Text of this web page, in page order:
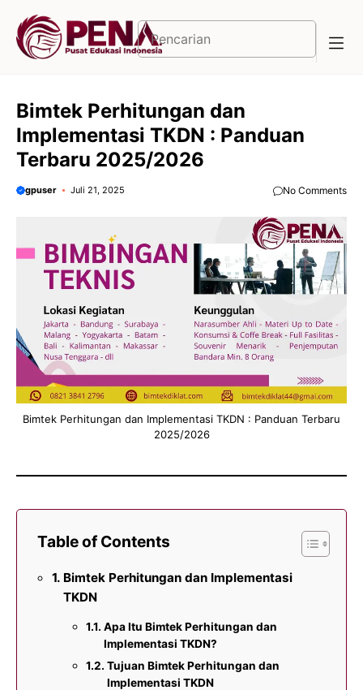
Cari
Bimtek Perhitungan dan
Implementasi TKDN : Panduan
Terbaru 2025/2026
gpuser Juli 21, 2025 No Comments
Bimtek Perhitungan dan Implementasi TKDN : Panduan Terbaru
2025/2026
Table of Contents
Bimtek Perhitungan dan Implementasi
TKDN
Apa Itu Bimtek Perhitungan dan
Implementasi TKDN?
Tujuan Bimtek Perhitungan dan
Implementasi TKDN